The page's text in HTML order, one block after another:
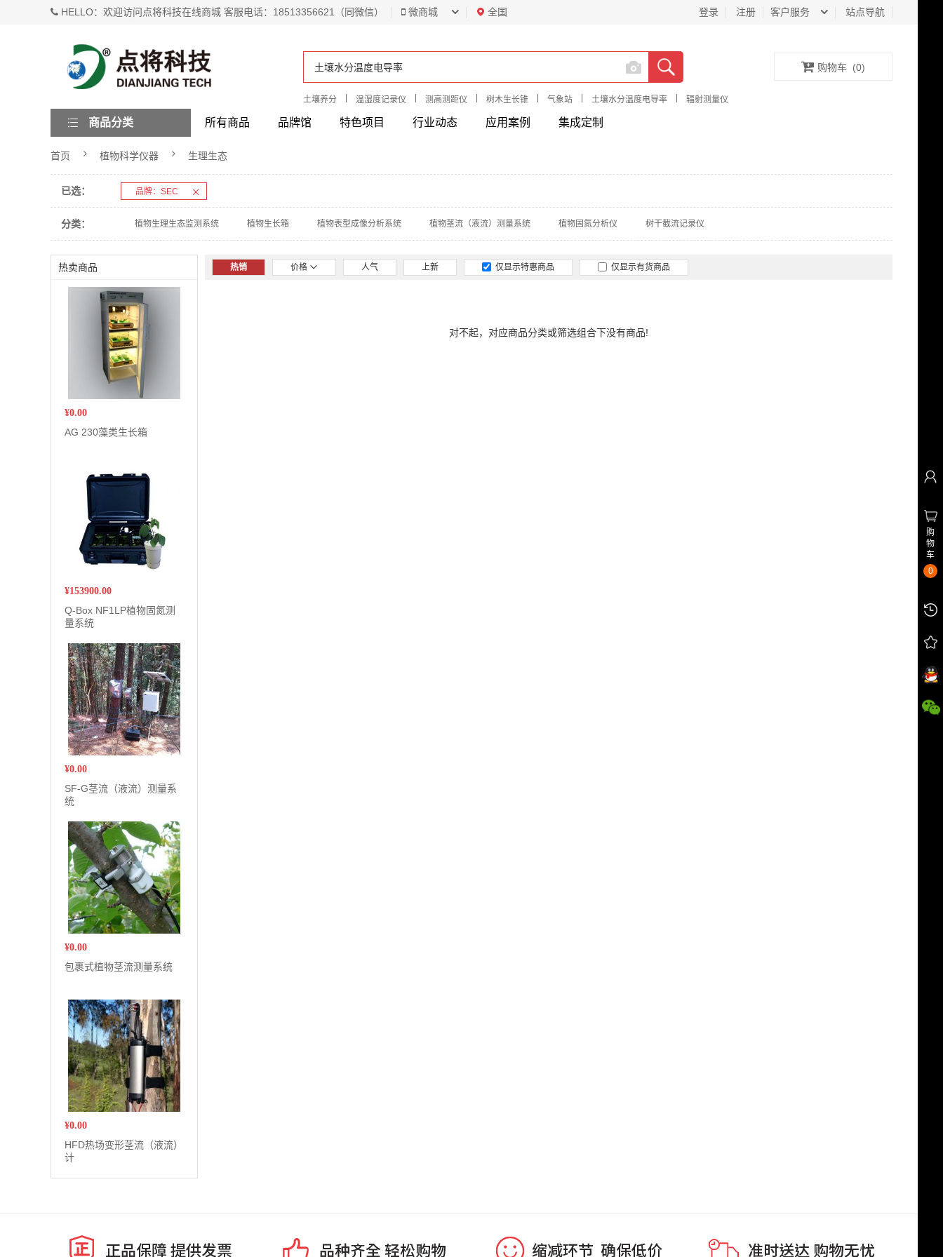
HELLO：欢迎访问点将科技在线商城 客服电话：18513356621（同微信） 微商城 全国 客户服务 站点导航
登录 注册
土壤养分 温湿度记录仪 测高测距仪 树木生长锥 气象站 土壤水分温度电导率 辐射测量仪
购物车 (0)
所有商品 品牌馆 特色项目 行业动态 应用案例 集成定制
商品分类
首页 植物科学仪器 生理生态
已选： 品牌：SEC
分类： 植物生理生态监测系统 植物生长箱 植物表型成像分析系统 植物茎流（液流）测量系统 植物固氮分析仪 树干截流记录仪
热卖商品
¥0.00
AG 230藻类生长箱
¥153900.00
Q-Box NF1LP植物固氮测
量系统
¥0.00
SF-G茎流（液流）测量系
统
¥0.00
包裹式植物茎流测量系统
¥0.00
HFD热场变形茎流（液流）
计
热销 价格 人气 上新 仅显示特惠商品 仅显示有货商品
对不起，对应商品分类或筛选组合下没有商品!
购
物
车
0